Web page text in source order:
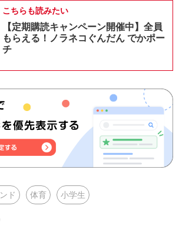
こちらも読みたい
【定期購読キャンペーン開催中】全員
もらえる！ノラネコぐんだん でかポー
チ
ド 体育 小学生